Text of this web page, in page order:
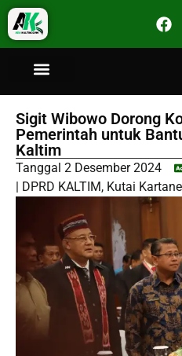
Sigit Wibowo Dorong
Pemerintah untuk
Kaltim
Tanggal 2 Desember 2024
DPRD KALTIM, Kutai